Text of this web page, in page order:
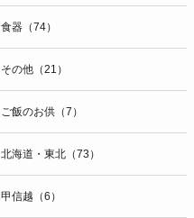
食器（74）
その他（21）
ご飯のお供（7）
北海道・東北（73）
甲信越（6）